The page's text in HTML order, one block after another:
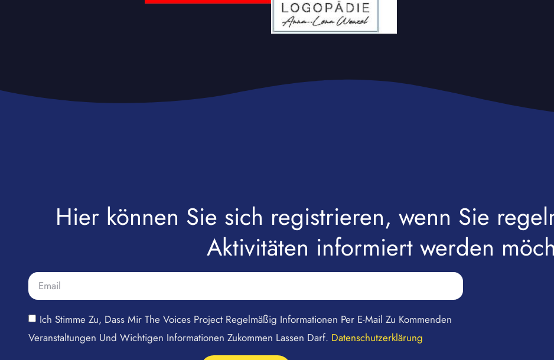
Hier können Sie sich registrieren, wenn Sie
Aktivitäten informiert werden
Ich Stimme Zu, Dass Mir The Voices Project Regelmäßig Informationen Per E-Mail Zu Kommenden
Veranstaltungen Und Wichtigen Informationen Zukommen Lassen Darf. Datenschutzerklärung